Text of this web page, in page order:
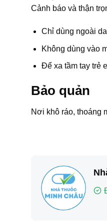
Cảnh báo và thận
Chỉ dùng ngoài
Không dùng vào
Để xa tầm tay trẻ
Bảo quản
Nơi khô ráo, thoáng